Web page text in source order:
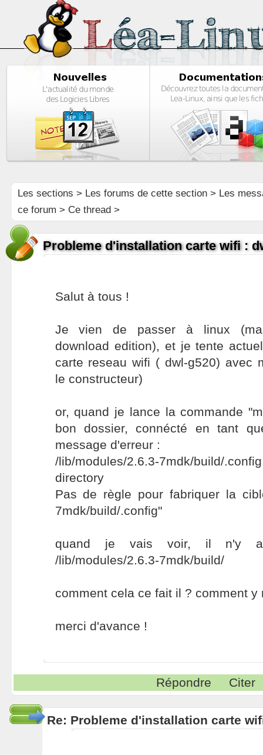
Les sections > Les forums de cette section> Les
ce forum > Ce thread >
Probleme d'installation carte wifi :
Salut à tous !
Je vien de passer à linux
download edition), et je tente
carte reseau wifi ( dwl-g520) avec
le constructeur)
or, quand je lance la commande
bon dossier, connécté en tant
message d'erreur :
/lib/modules/2.6.3-7mdk/build/
directory
Pas de règle pour fabriquer la
7mdk/build/.config"
quand je vais voir, il n'y
/lib/modules/2.6.3-7mdk/build/
comment cela ce fait il ? comment y
merci d'avance !
Répondre Citer
Re: Probleme d'installation carte